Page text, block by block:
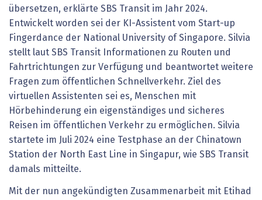
übersetzen, erklärte SBS Transit im Jahr 2024.
Entwickelt worden sei der KI-Assistent vom Start-up
Fingerdance der National University of Singapore. Silvia
stellt laut SBS Transit Informationen zu Routen und
Fahrtrichtungen zur Verfügung und beantwortet weitere
Fragen zum öffentlichen Schnellverkehr. Ziel des
virtuellen Assistenten sei es, Menschen mit
Hörbehinderung ein eigenständiges und sicheres
Reisen im öffentlichen Verkehr zu ermöglichen. Silvia
startete im Juli 2024 eine Testphase an der Chinatown
Station der North East Line in Singapur, wie SBS Transit
damals mitteilte.
Mit der nun angekündigten Zusammenarbeit mit Etihad